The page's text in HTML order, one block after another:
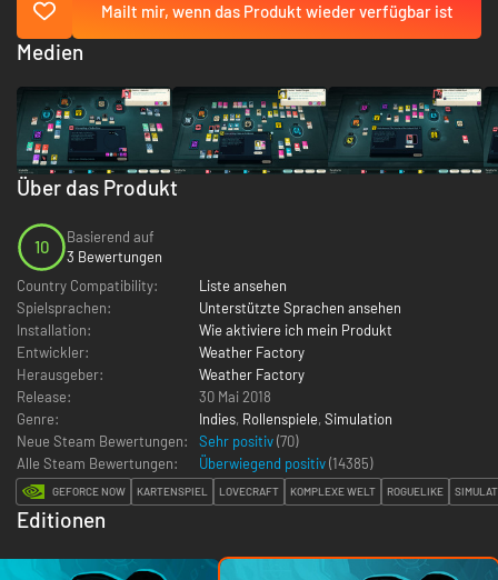
Mailt mir, wenn das Produkt wieder verfügbar ist
Über das Produkt
10
Basierend auf
3 Bewertungen
Country Compatibility:
Liste ansehen
Spielsprachen:
Unterstützte Sprachen ansehen
Installation:
Wie aktiviere ich mein Produkt
Entwickler:
Weather Factory
Herausgeber:
Weather Factory
Release:
30 Mai 2018
Genre:
Indies, Rollenspiele, Simulation
Neue Steam Bewertungen:
Sehr positiv(70)
Alle Steam Bewertungen:
Überwiegend positiv(14385)
GEFORCE NOW KARTENSPIEL LOVECRAFT KOMPLEXE WELT ROGUELIKE
Editionen
Medien